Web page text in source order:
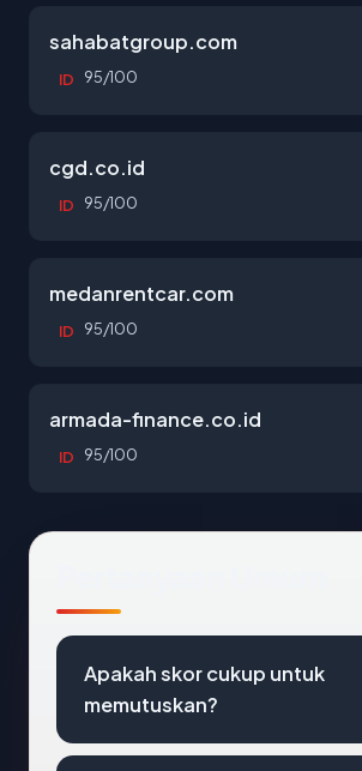
sahabatgroup.com
ID 95/100
cgd.co.id
ID 95/100
medanrentcar.com
ID 95/100
armada-finance.co.id
ID 95/100
Apakah skor cukup untuk
memutuskan?